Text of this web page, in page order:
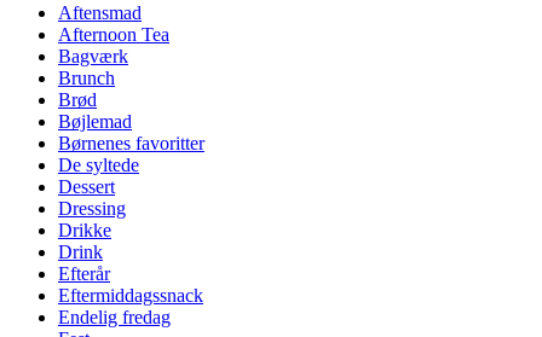
Aftensmad
Afternoon Tea
Bagværk
Brunch
Brød
Bøjlemad
Børnenes favoritter
De syltede
Dessert
Dressing
Drikke
Drink
Efterår
Eftermiddagssnack
Endelig fredag